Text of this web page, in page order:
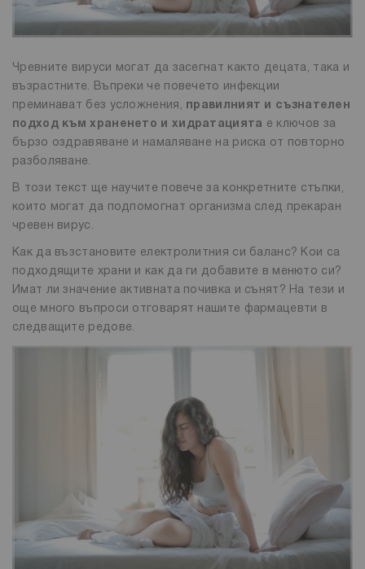
Чревните вируси могат да засегнат както децата, така и
възрастните. Въпреки че повечето инфекции
преминават без усложнения,
правилният и съзнателен
подход към храненето и хидратацията е ключов за
бързо оздравяване и намаляване на риска от повторно
разболяване.
В този текст ще научите повече за конкретните стъпки,
които могат да подпомогнат организма след прекаран
чревен вирус.
Как да възстановите електролитния си баланс? Кои са
подходящите храни и как да ги добавите в менюто си?
Имат ли значение активната почивка и сънят? На тези и
още много въпроси отговарят нашите фармацевти в
следващите редове.